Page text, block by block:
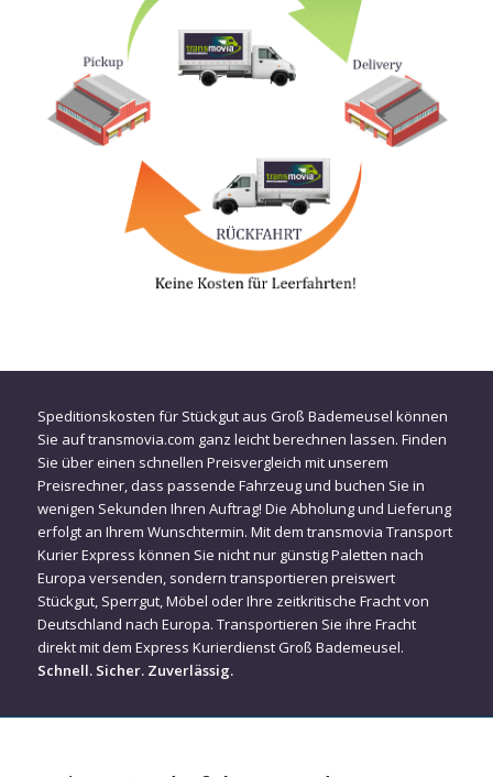
Speditionskosten für Stückgut aus Groß Bademeusel können
Sie auf transmovia.com ganz leicht berechnen lassen. Finden
Sie über einen schnellen Preisvergleich mit unserem
Preisrechner, dass passende Fahrzeug und buchen Sie in
wenigen Sekunden Ihren Auftrag! Die Abholung und Lieferung
erfolgt an Ihrem Wunschtermin. Mit dem transmovia Transport
Kurier Express können Sie nicht nur günstig Paletten nach
Europa versenden, sondern transportieren preiswert
Stückgut, Sperrgut, Möbel oder Ihre zeitkritische Fracht von
Deutschland nach Europa. Transportieren Sie ihre Fracht
direkt mit dem Express Kurierdienst Groß Bademeusel.
Schnell. Sicher. Zuverlässig.